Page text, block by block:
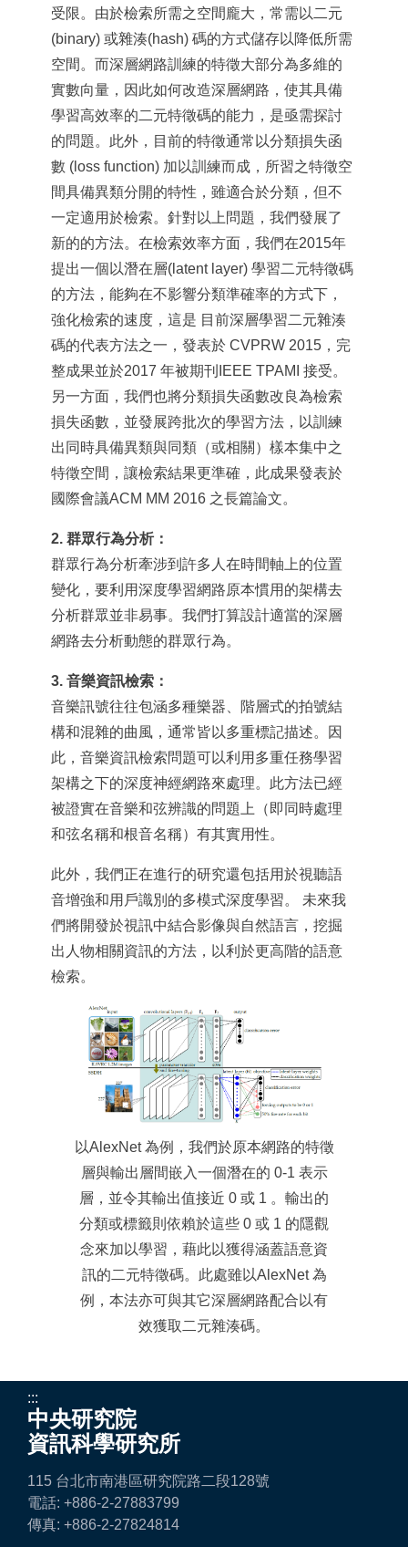
受限。由於檢索所需之空間龐大，常需以二元
(binary) 或雜湊(hash) 碼的方式儲存以降低所需
空間。而深層網路訓練的特徵大部分為多維的
實數向量，因此如何改造深層網路，使其具備
學習高效率的二元特徵碼的能力，是亟需探討
的問題。此外，目前的特徵通常以分類損失函
數 (loss function) 加以訓練而成，所習之特徵空
間具備異類分開的特性，雖適合於分類，但不
一定適用於檢索。針對以上問題，我們發展了
新的的方法。在檢索效率方面，我們在2015年
提出一個以潛在層(latent layer) 學習二元特徵碼
的方法，能夠在不影響分類準確率的方式下，
強化檢索的速度，這是 目前深層學習二元雜湊
碼的代表方法之一，發表於 CVPRW 2015，完
整成果並於2017 年被期刊IEEE TPAMI 接受。
另一方面，我們也將分類損失函數改良為檢索
損失函數，並發展跨批次的學習方法，以訓練
出同時具備異類與同類（或相關）樣本集中之
特徵空間，讓檢索結果更準確，此成果發表於
國際會議ACM MM 2016 之長篇論文。
2. 群眾行為分析：
群眾行為分析牽涉到許多人在時間軸上的位置
變化，要利用深度學習網路原本慣用的架構去
分析群眾並非易事。我們打算設計適當的深層
網路去分析動態的群眾行為。
3. 音樂資訊檢索：
音樂訊號往往包涵多種樂器、階層式的拍號結
構和混雜的曲風，通常皆以多重標記描述。因
此，音樂資訊檢索問題可以利用多重任務學習
架構之下的深度神經網路來處理。此方法已經
被證實在音樂和弦辨識的問題上（即同時處理
和弦名稱和根音名稱）有其實用性。
此外，我們正在進行的研究還包括用於視聽語
音增強和用戶識別的多模式深度學習。 未來我
們將開發於視訊中結合影像與自然語言，挖掘
出人物相關資訊的方法，以利於更高階的語意
檢索。
以AlexNet 為例，我們於原本網路的特徵
層與輸出層間嵌入一個潛在的 0-1 表示
層，並令其輸出值接近 0 或 1 。輸出的
分類或標籤則依賴於這些 0 或 1 的隱觀
念來加以學習，藉此以獲得涵蓋語意資
訊的二元特徵碼。此處雖以AlexNet 為
例，本法亦可與其它深層網路配合以有
效獲取二元雜湊碼。
:::
中央研究院
資訊科學研究所
115 台北市南港區研究院路二段128號
電話: +886-2-27883799
傳真: +886-2-27824814